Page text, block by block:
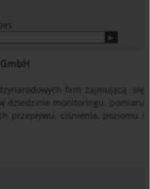
firm zajmującą si
dziedzinie monitoringu, pomiaru
przepływu, ci